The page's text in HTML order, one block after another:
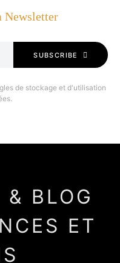
Newsletter
SUBSCRIBE
de stockage et d'utilisation